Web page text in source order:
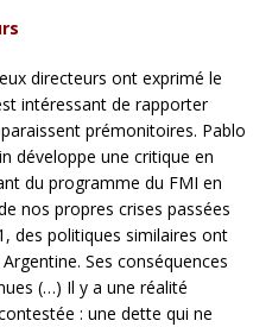
directeurs ont exprimé le
intéressant de rapporter
prémonitoires. Pablo
développe une critique en
du programme du FMI en
nos propres crises passées
des politiques similaires ont
Ses conséquences
(…) Il y a une réalité
: une dette qui ne